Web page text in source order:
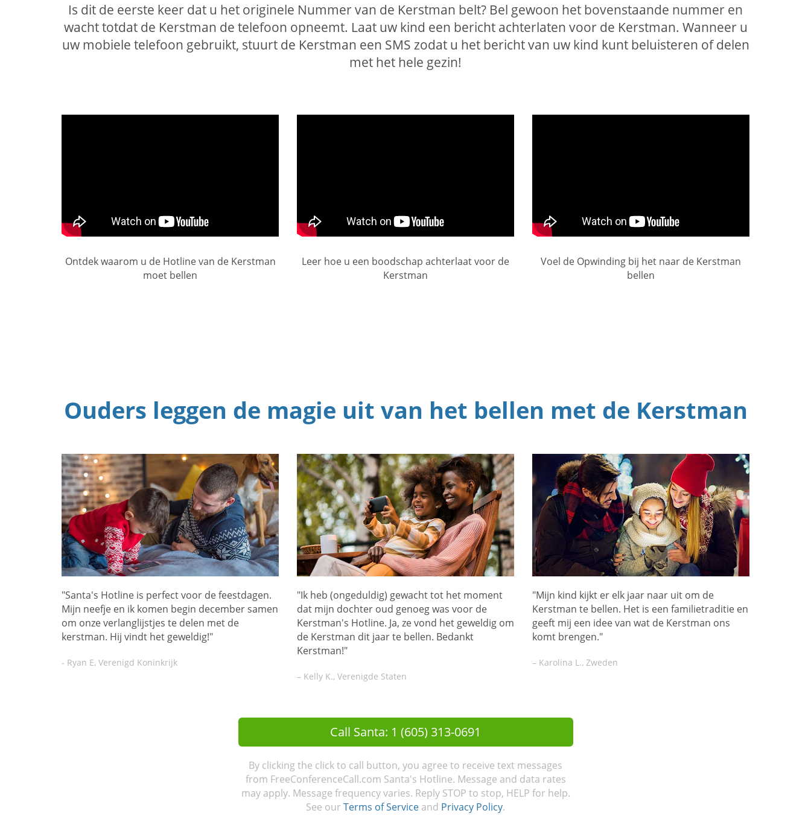
Is dit de eerste keer dat u het originele Nummer van de Kerstman belt? Bel gewoon het bovenstaande nummer en
wacht totdat de Kerstman de telefoon opneemt. Laat uw kind een bericht achterlaten voor de Kerstman. Wanneer u
uw mobiele telefoon gebruikt, stuurt de Kerstman een SMS zodat u het bericht van uw kind kunt beluisteren of delen
met het hele gezin!
Ontdek waarom u de Hotline van de Kerstman
moet bellen
Leer hoe u een boodschap achterlaat voor de
Kerstman
Voel de Opwinding bij het naar de Kerstman
bellen
Ouders leggen de magie uit van het bellen met de Kerstman
"Santa's Hotline is perfect voor de feestdagen.
Mijn neefje en ik komen begin december samen
om onze verlanglijstjes te delen met de
kerstman. Hij vindt het geweldig!"
- Ryan E, Verenigd Koninkrijk
"Ik heb (ongeduldig) gewacht tot het moment
dat mijn dochter oud genoeg was voor de
Kerstman's Hotline. Ja, ze vond het geweldig om
de Kerstman dit jaar te bellen. Bedankt
Kerstman!"
– Kelly K., Verenigde Staten
"Mijn kind kijkt er elk jaar naar uit om de
Kerstman te bellen. Het is een familietraditie en
geeft mij een idee van wat de Kerstman ons
komt brengen."
– Karolina L., Zweden
Call Santa: 1 (605) 313-0691
By clicking the click to call button, you agree to receive text messages
from FreeConferenceCall.com Santa's Hotline. Message and data rates
may apply. Message frequency varies. Reply STOP to stop, HELP for help.
See our Terms of Service and Privacy Policy.